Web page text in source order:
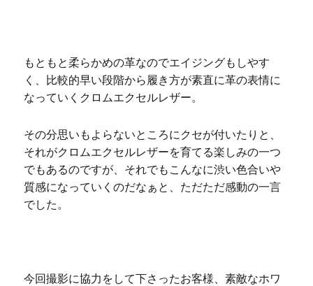
もともと柔らかめの革なのでエイジングもしやす
く、比較的早い段階から履き方が素直に革の表情に
なっていくクロムエクセルレザー。
その分思いもよらないところにクセが付いたりと、
それがクロムエクセルレザーを育てる楽しみの一つ
でもあるのですが、それでもこんなに渋い色合いや
質感になっていくのだなぁと、ただただ感動の一言
でした。
今回撮影に協力をして下さったお客様、素敵なホワ